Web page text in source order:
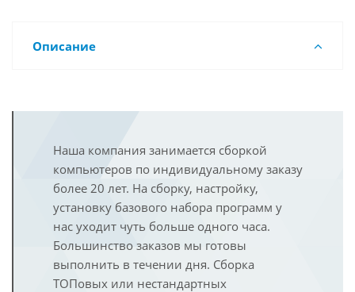
Описание
Наша компания занимается сборкой
компьютеров по индивидуальному заказу
более 20 лет. На сборку, настройку,
установку базового набора программ у
нас уходит чуть больше одного часа.
Большинство заказов мы готовы
выполнить в течении дня. Сборка
ТОПовых или нестандартных